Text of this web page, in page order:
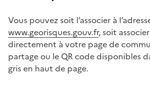
Vous pouvez soit l’associer à
www.georisques.gouv.fr, soit
directement à votre page de
partage ou le QR code disponibles
gris en haut de page.